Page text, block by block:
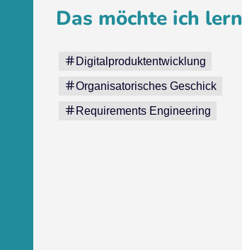
Das möchte ich
Digitalproduktentwicklung
Organisatorisches Geschick
Requirements Engineering